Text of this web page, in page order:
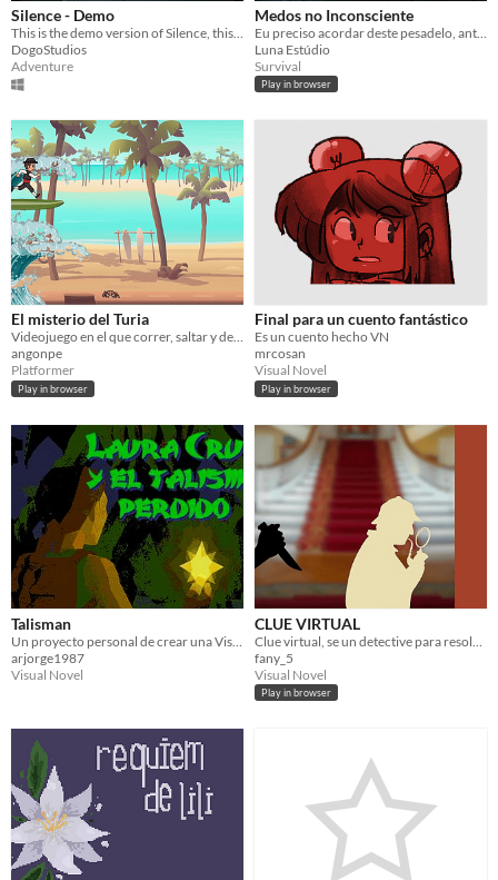
Silence - Demo
DogoStudios
Adventure
Medos no Inconsciente
Luna Estúdio
Survival
Play in browser
El misterio del Turia
Videojuego en el que correr, saltar y descubrir los secretos de la cultura valenciana en un "infinite runner".
angonpe
Platformer
Play in browser
Final para un cuento fantástico
Es un cuento hecho VN
mrcosan
Visual Novel
Play in browser
Talisman
arjorge1987
Visual Novel
CLUE VIRTUAL
fany_5
Visual Novel
Play in browser